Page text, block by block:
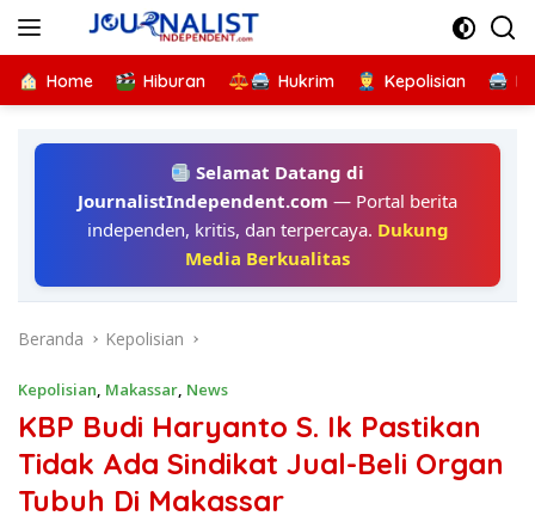
Home Hiburan Hukrim Kepolisian
Selamat Datang di
JournalistIndependent.com — Portal berita
independen, kritis, dan terpercaya. Dukung
Media Berkualitas
Beranda Kepolisian
Kepolisian, Makassar, News
KBP Budi Haryanto S. Ik Pastikan
Tidak Ada Sindikat Jual-Beli Organ
Tubuh Di Makassar